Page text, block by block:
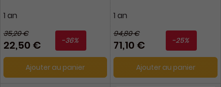
1 an
35,20 €
22,50 € -36%
Ajouter au panier
1 an
94,80 €
71,10 € -25%
Ajouter au panier